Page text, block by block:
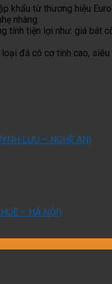
khẩu từ thương hiệu
nhàng.
tính tiện lợi như: giá bát
đá có cơ tính cao, siêu
LƯU – NGHỆ AN)
– HÀ NỘI)